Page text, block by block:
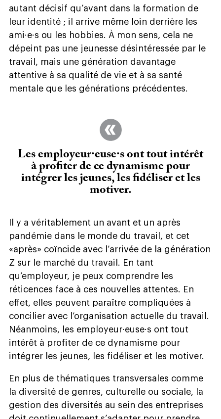
autant décisif qu’avant dans la formation de
leur identité ; il arrive même loin derrière les
ami·e·s ou les hobbies. À mon sens, cela ne
dépeint pas une jeunesse désintéressée par le
travail, mais une génération davantage
attentive à sa qualité de vie et à sa santé
mentale que les générations précédentes.
Les employeur·euse·s ont tout intérêt
à profiter de ce dynamisme pour
intégrer les jeunes, les fidéliser et les
motiver.
Il y a véritablement un avant et un après
pandémie dans le monde du travail, et cet
«après» coïncide avec l’arrivée de la génération
Z sur le marché du travail. En tant
qu’employeur, je peux comprendre les
réticences face à ces nouvelles attentes. En
effet, elles peuvent paraître compliquées à
concilier avec l’organisation actuelle du travail.
Néanmoins, les employeur·euse·s ont tout
intérêt à profiter de ce dynamisme pour
intégrer les jeunes, les fidéliser et les motiver.
En plus de thématiques transversales comme
la diversité de genres, culturelle ou sociale, la
gestion des diversités au sein des entreprises